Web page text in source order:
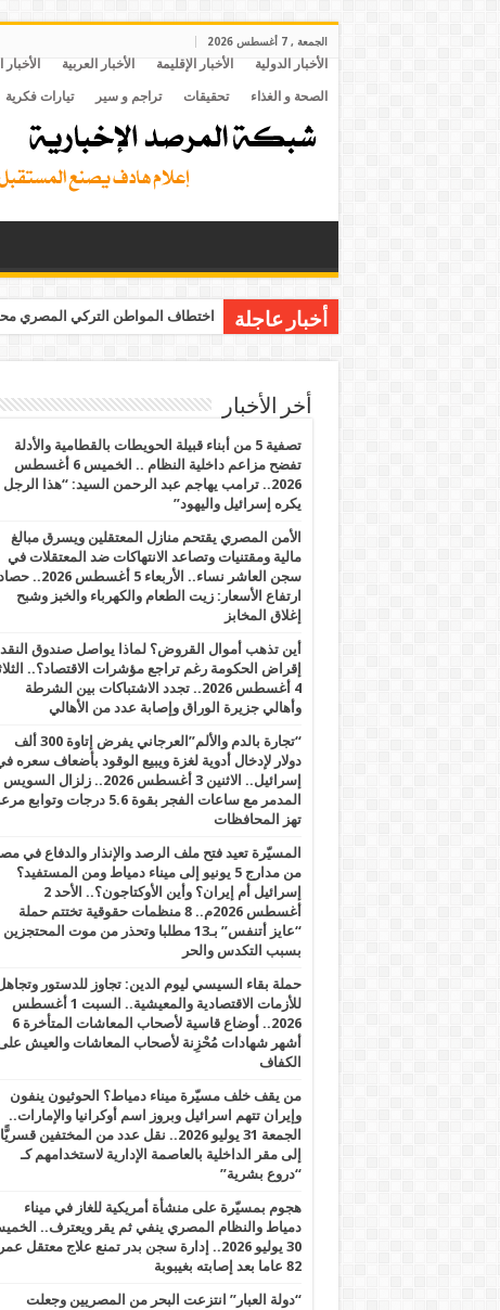
الجمعة , 7 أغسطس 2026
الأخبار الدولية الأخبار الإقليمة الأخبار العربية
الصحة و الغذاء تحقيقات تراجم و سير تيارات فكرية
أخبار عاجلة اختطاف المواطن التركي المصري
أخر الأخبار
تصفية 5 من أبناء قبيلة الحويطات بالقطامية والأدلة
تفضح مزاعم داخلية النظام .. الخميس 6 أغسطس
2026.. ترامب يهاجم عبد الرحمن السيد: “هذا الرجل
يكره إسرائيل واليهود”
الأمن المصري يقتحم منازل المعتقلين ويسرق مبالغ
مالية ومقتنيات وتصاعد الانتهاكات ضد المعتقلات في
سجن العاشر نساء.. الأربعاء 5 أغسطس 2026..
ارتفاع الأسعار: زيت الطعام والكهرباء والخبز وشبح
إغلاق المخابز
أين تذهب أموال القروض؟ لماذا يواصل صندوق النقد
إقراض الحكومة رغم تراجع مؤشرات الاقتصاد؟..
4 أغسطس 2026.. تجدد الاشتباكات بين الشرطة
وأهالي جزيرة الوراق وإصابة عدد من الأهالي
“تجارة بالدم والألم”العرجاني يفرض إتاوة 300 ألف
دولار لإدخال أدوية لغزة ويبيع الوقود بأضعاف سعره
إسرائيل.. الاثنين 3 أغسطس 2026.. زلزال السويس
المدمر مع ساعات الفجر بقوة 5.6 درجات وتوابع
تهز المحافظات
المسيّرة تعيد فتح ملف الرصد والإنذار والدفاع في
من مدارج 5 يونيو إلى ميناء دمياط ومن المستفيد؟
إسرائيل أم إيران؟ وأين الأوكتاجون؟.. الأحد 2
أغسطس 2026م.. 8 منظمات حقوقية تختتم حملة
“عايز أتنفس” بـ13 مطلبا وتحذر من موت المحتجزين
بسبب التكدس والحر
حملة بقاء السيسي ليوم الدين: تجاوز للدستور
للأزمات الاقتصادية والمعيشية.. السبت 1 أغسطس
2026.. أوضاع قاسية لأصحاب المعاشات المتأخرة 6
أشهر شهادات مُحْزِنة لأصحاب المعاشات والعيش
الكفاف
من يقف خلف مسيّرة ميناء دمياط؟ الحوثيون ينفون
وإيران تتهم اسرائيل وبروز اسم أوكرانيا والإمارات..
الجمعة 31 يوليو 2026.. نقل عدد من المختفين قسريًّا
إلى مقر الداخلية بالعاصمة الإدارية لاستخدامهم كـ
“دروع بشرية”
هجوم بمسيّرة على منشأة أمريكية للغاز في ميناء
دمياط والنظام المصري ينفي ثم يقر ويعترف..
30 يوليو 2026.. إدارة سجن بدر تمنع علاج معتقل
82 عاما بعد إصابته بغيبوبة
“دولة العبار” انتزعت البحر من المصريين وجعلت